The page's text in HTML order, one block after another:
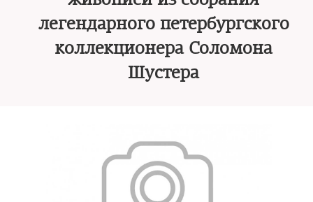
легендарного петербургского
коллекционера Соломона
Шустера